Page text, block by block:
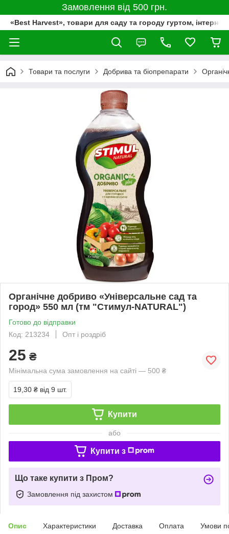
Замовлення від 500 грн.
«Best Harvest», товари для саду та городу гуртом,
Товари та послуги Добрива та біопрепарати
Органічне добриво «Універсальне сад та
город» 550 мл (тм "Стимул-NATURAL")
Готово до відправки
Код: 213234
Опт і роздріб
25 ₴
Мінімальна сума замовлення на сайті — 500 ₴
19,30 ₴ від 9 шт.
Купити
або
Купити з
Що таке купити з Пром?
Замовлення під захистом
Опис Характеристики Доставка Оплата Умови